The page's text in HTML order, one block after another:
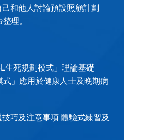
和他人討論預設照顧計劃
理。
生死規劃模式」理論基礎
式」應用於健康人士及晚期病
巧及注意事項 體驗式練習及